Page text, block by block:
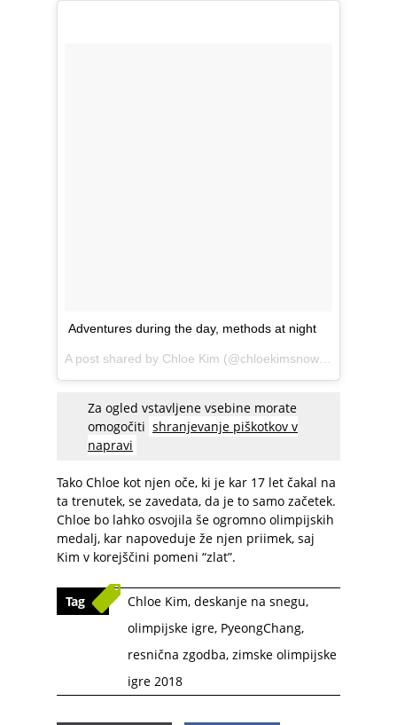
Adventures during the day, methods at night
A post shared by Chloe Kim (@chloekimsnow) on
Za ogled vstavljene vsebine morate
omogočiti shranjevanje piškotkov v
napravi
Tako Chloe kot njen oče, ki je kar 17 let čakal na
ta trenutek, se zavedata, da je to samo začetek.
Chloe bo lahko osvojila še ogromno olimpijskih
medalj, kar napoveduje že njen priimek, saj
Kim v korejščini pomeni “zlat”.
Tag Chloe Kim, deskanje na snegu,
olimpijske igre, PyeongChang,
resnična zgodba, zimske olimpijske
igre 2018